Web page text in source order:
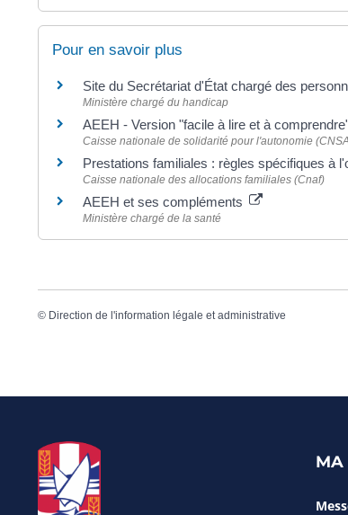
Pour en savoir plus
Site du Secrétariat d'État chargé des
Ministère chargé du handicap
AEEH - Version "facile à lire et à
Caisse nationale de solidarité pour l'autonomie
Prestations familiales : règles spécifiques à
Caisse nationale des allocations familiales (Cnaf)
AEEH et ses compléments
Ministère chargé de la santé
© Direction de l'information légale et administrative
MA